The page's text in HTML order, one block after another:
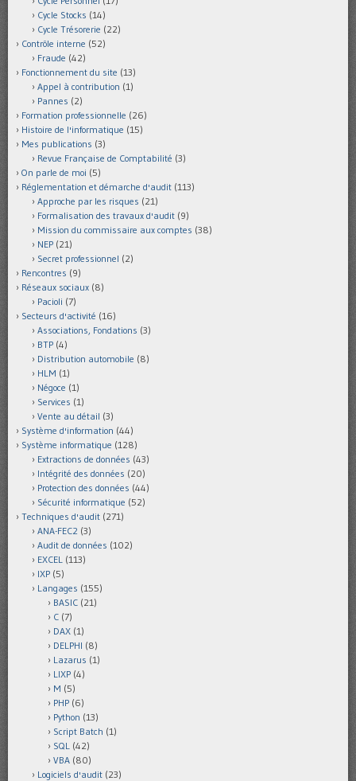
Cycle Stocks (14)
Cycle Trésorerie (22)
Contrôle interne (52)
Fraude (42)
Fonctionnement du site (13)
Appel à contribution (1)
Pannes (2)
Formation professionnelle (26)
Histoire de l'informatique (15)
Mes publications (3)
Revue Française de Comptabilité (3)
On parle de moi (5)
Réglementation et démarche d'audit (113)
Approche par les risques (21)
Formalisation des travaux d'audit (9)
Mission du commissaire aux comptes (38)
NEP (21)
Secret professionnel (2)
Rencontres (9)
Réseaux sociaux (8)
Pacioli (7)
Secteurs d'activité (16)
Associations, Fondations (3)
BTP (4)
Distribution automobile (8)
HLM (1)
Négoce (1)
Services (1)
Vente au détail (3)
Système d'information (44)
Système informatique (128)
Extractions de données (43)
Intégrité des données (20)
Protection des données (44)
Sécurité informatique (52)
Techniques d'audit (271)
ANA-FEC2 (3)
Audit de données (102)
EXCEL (113)
IXP (5)
Langages (155)
BASIC (21)
C (7)
DAX (1)
DELPHI (8)
Lazarus (1)
LIXP (4)
M (5)
PHP (6)
Python (13)
Script Batch (1)
SQL (42)
VBA (80)
Logiciels d'audit (23)